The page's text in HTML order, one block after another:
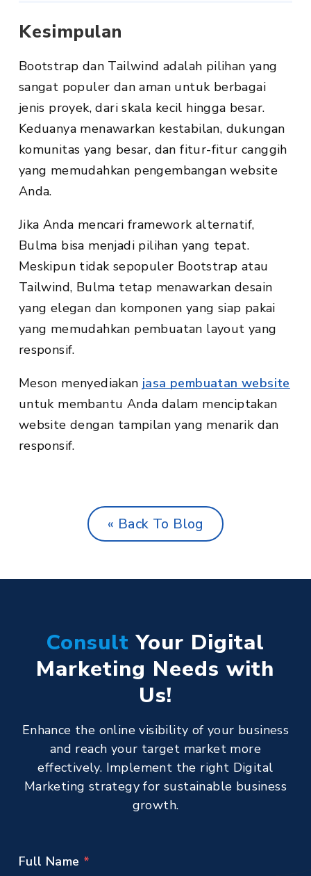
Kesimpulan
Bootstrap dan Tailwind adalah pilihan yang
sangat populer dan aman untuk berbagai
jenis proyek, dari skala kecil hingga besar.
Keduanya menawarkan kestabilan, dukungan
komunitas yang besar, dan fitur-fitur canggih
yang memudahkan pengembangan website
Anda.
Jika Anda mencari framework alternatif,
Bulma bisa menjadi pilihan yang tepat.
Meskipun tidak sepopuler Bootstrap atau
Tailwind, Bulma tetap menawarkan desain
yang elegan dan komponen yang siap pakai
yang memudahkan pembuatan layout yang
responsif.
Meson menyediakanjasa pembuatan website
untuk membantu Anda dalam menciptakan
website dengan tampilan yang menarik dan
responsif.
« Back To Blog
Consult Your Digital
Marketing Needs with
Us!
Enhance the online visibility of your business
and reach your target market more
effectively. Implement the right Digital
Marketing strategy for sustainable business
growth.
Full Name